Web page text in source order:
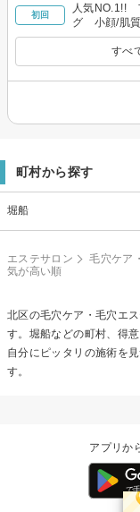
初回
人気NO.1!!
グ 小顔/肌
すべ
町村から探す
堀船
エステサロン 毛穴ケア
気が高い順
北区の毛穴ケア・毛穴エス
す。堀船などの町村、得
自分にピッタリの施術を
す。
アプリか